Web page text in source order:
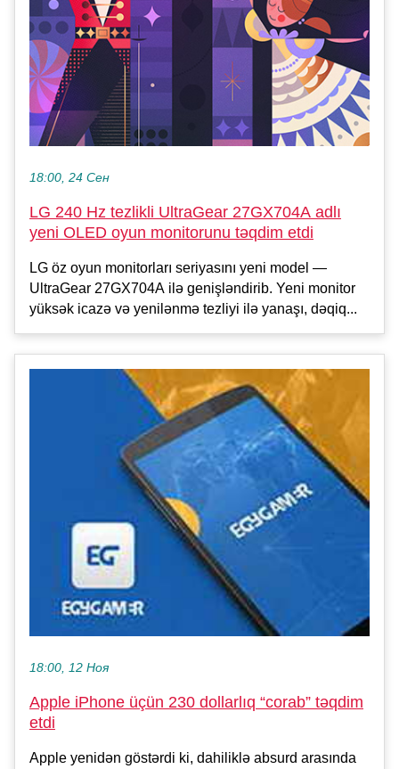
18:00, 24 Сен
LG 240 Hz tezlikli UltraGear 27GX704A adlı
yeni OLED oyun monitorunu təqdim etdi
LG öz oyun monitorları seriyasını yeni model —
UltraGear 27GX704A ilə genişləndirib. Yeni monitor
yüksək icazə və yenilənmə tezliyi ilə yanaşı, dəqiq...
18:00, 12 Ноя
Apple iPhone üçün 230 dollarlıq “corab” təqdim
etdi
Apple yenidən göstərdi ki, dahiliklə absurd arasında